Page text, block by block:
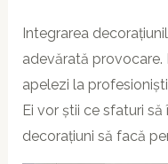
Integrarea
adevărată
apelezi la
Ei vor știi ce sfaturi
decorațiuni să facă